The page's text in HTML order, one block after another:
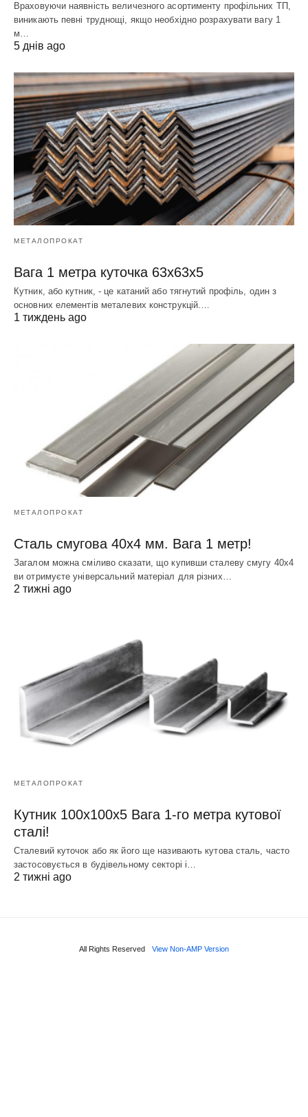
Враховуючи наявність величезного асортименту профільних ТП,
виникають певні труднощі, якщо необхідно розрахувати вагу 1
м…
5 днів ago
МЕТАЛОПРОКАТ
Вага 1 метра куточка 63х63х5
Кутник, або кутник, - це катаний або тягнутий профіль, один з
основних елементів металевих конструкцій.…
1 тиждень ago
МЕТАЛОПРОКАТ
Сталь смугова 40х4 мм. Вага 1 метр!
Загалом можна сміливо сказати, що купивши сталеву смугу 40х4
ви отримуєте універсальний матеріал для різних…
2 тижні ago
МЕТАЛОПРОКАТ
Кутник 100х100х5 Вага 1-го метра кутової
сталі!
Сталевий куточок або як його ще називають кутова сталь, часто
застосовується в будівельному секторі і…
2 тижні ago
All Rights Reserved View Non-AMP Version